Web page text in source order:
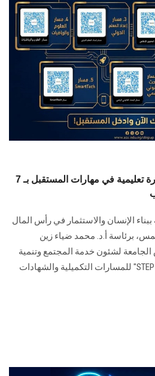
جامعة عين شمس تطلق ثورة تعليمية في مهارات المستقبل بـ 7
الإنسان والاستثمار في رأس المال
برئاسة أ.د. محمد ضياء زين
لشئون خدمة المجتمع وتنمية
البيئة، مشروعها الطموح "STEP UP" للمسارات التكميلية والشهادات